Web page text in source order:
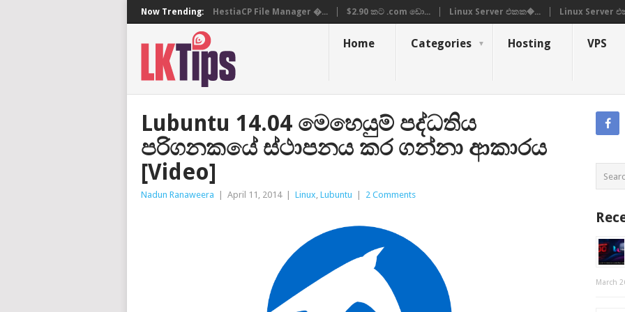
Now Trending: HestiaCP File Manager �... $2.90 කට .com ඩො... Linux Server එකක�... Linux Server
Home Categories Hosting VPS
Lubuntu 14.04 මෙහෙයුම් පද්ධතිය
පරිගනකයේ ස්ථාපනය කර ගන්නා ආකාරය
[Video]
Nadun Ranaweera April 11, 2014 Linux, Lubuntu 2 Comments
March